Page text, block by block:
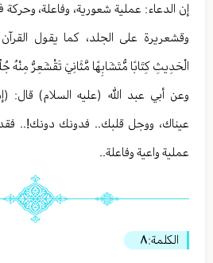
إن الدعاء: عملية شعورية، وفاعلة،
وقشعريرة على الجلد، كما يقول
الْحَدِيثِ كِتَابًا مُّتَشَابِهًا مَّثَانِيَ تَقْشَعِرُّ
وعن أبي عبد الله (عليه السلام)
عيناك، ووجل قلبك.. فدونك دونك!..
عملية واعية وفاعلة..
الكلمة:٨